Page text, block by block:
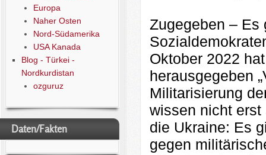
Europa
Naher Osten
Nord-Südamerika
USA Kanada
Blog - Türkei -
Nordkurdistan
ozguruz
Daten/Fakten
Zugegeben – Es
Oktober 2022
herausgegeben
Militarisierung
wissen nicht
die Ukraine: Es
gegen